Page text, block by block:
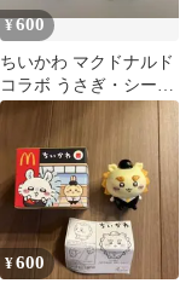
¥600
ちいかわ マクドナルド
コラボ うさぎ・シーサ
ー セット
¥600